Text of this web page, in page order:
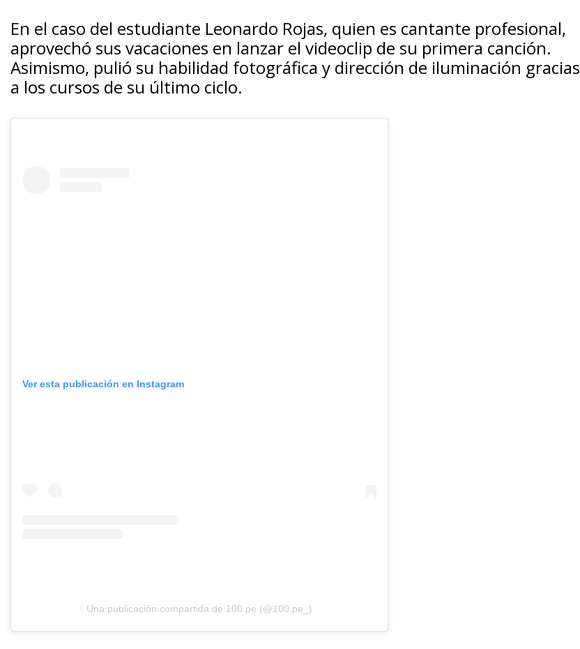
En el caso del estudiante Leonardo Rojas, quien es cantante profesional,
aprovechó sus vacaciones en lanzar el videoclip de su primera canción.
Asimismo, pulió su habilidad fotográfica y dirección de iluminación gracias
a los cursos de su último ciclo.
Ver esta publicación en Instagram
Una publicación compartida de 100.pe (@100.pe_)